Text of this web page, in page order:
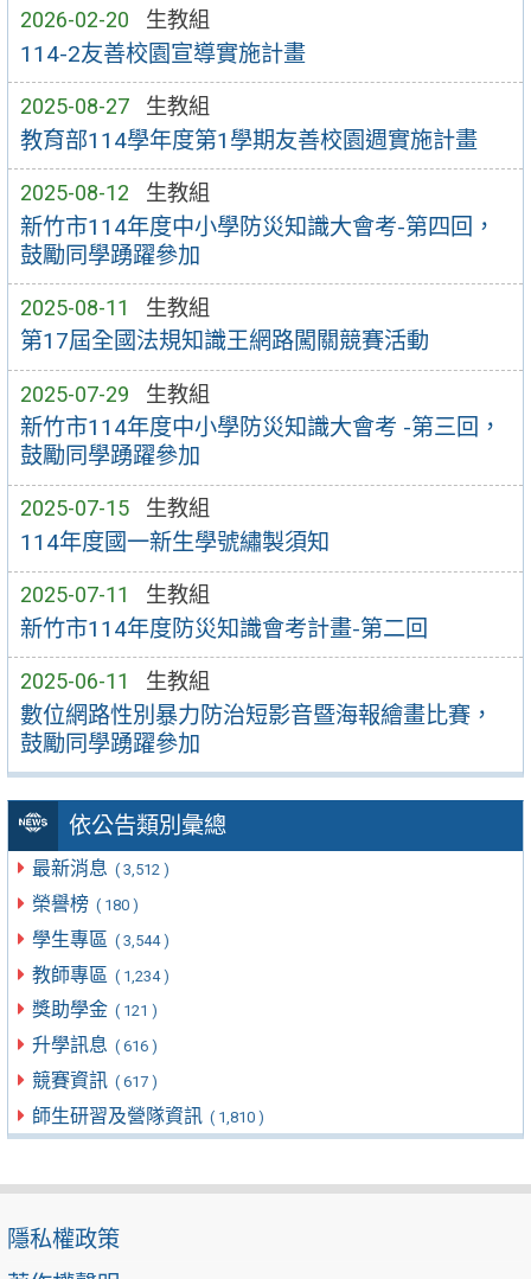
2026-02-20 生教組
114-2友善校園宣導實施計畫
2025-08-27 生教組
教育部114學年度第1學期友善校園週實施計畫
2025-08-12 生教組
新竹市114年度中小學防災知識大會考-第四回，
鼓勵同學踴躍參加
2025-08-11 生教組
第17屆全國法規知識王網路闖關競賽活動
2025-07-29 生教組
新竹市114年度中小學防災知識大會考 -第三回，
鼓勵同學踴躍參加
2025-07-15 生教組
114年度國一新生學號繡製須知
2025-07-11 生教組
新竹市114年度防災知識會考計畫-第二回
2025-06-11 生教組
數位網路性別暴力防治短影音暨海報繪畫比賽，
鼓勵同學踴躍參加
依公告類別彙總
最新消息 ( 3,512 )
榮譽榜 ( 180 )
學生專區 ( 3,544 )
教師專區 ( 1,234 )
獎助學金 ( 121 )
升學訊息 ( 616 )
競賽資訊 ( 617 )
師生研習及營隊資訊 ( 1,810 )
隱私權政策